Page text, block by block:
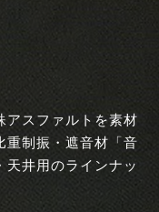
アスファルトを素材
重制振・遮音材「音
天井用のラインナッ